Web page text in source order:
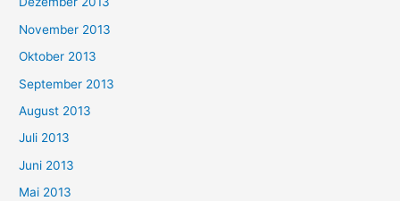
November 2013
Oktober 2013
September 2013
August 2013
Juli 2013
Juni 2013
Mai 2013